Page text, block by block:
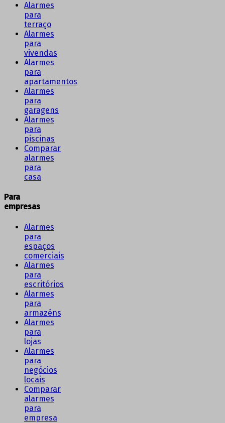
Alarmes
para
terraço
Alarmes
para
vivendas
Alarmes
para
apartamentos
Alarmes
para
garagens
Alarmes
para
piscinas
Comparar
alarmes
para
casa
Para
empresas
Alarmes
para
espaços
comerciais
Alarmes
para
escritórios
Alarmes
para
armazéns
Alarmes
para
lojas
Alarmes
para
negócios
locais
Comparar
alarmes
para
empresa